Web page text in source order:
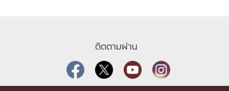
ติดตามผ่าน